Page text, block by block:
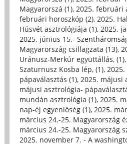
Magyarorszá (1), 2025. februári
februári horoszkóp (2), 2025.
Húsvét asztrológiája (1), 2025.
2025. június 15.-
Magyarország csillagzata (13),
Uránusz-Merkúr együttállás, (1),
Szaturnusz Kosba lép, (1),
pápaválasztás (1), 2025. májusi
májusi asztrológia-
mundán asztrológia (1), 2025.
nap-éj egyenlőség (1), 2025.
március 24.-25. Magyarország
március 24.-25. Magyarország
2025. november 7. - A